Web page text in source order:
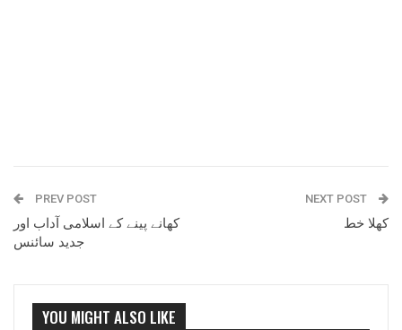
PREV POST
کھانے پینے کے اسلامی آداب اور
جدید سائنس
NEXT POST
کھلا خط
YOU MIGHT ALSO LIKE